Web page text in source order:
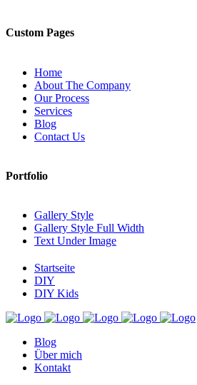
Custom Pages
Home
About The Company
Our Process
Services
Blog
Contact Us
Portfolio
Gallery Style
Gallery Style Full Width
Text Under Image
Startseite
DIY
DIY Kids
Blog
Über mich
Kontakt